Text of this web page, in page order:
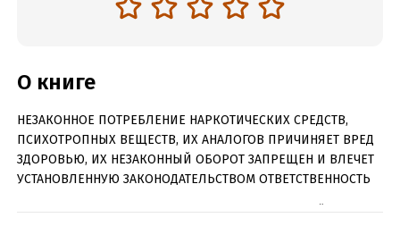
О книге
НЕЗАКОННОЕ ПОТРЕБЛЕНИЕ НАРКОТИЧЕСКИХ СРЕДСТВ,
ПСИХОТРОПНЫХ ВЕЩЕСТВ, ИХ АНАЛОГОВ ПРИЧИНЯЕТ ВРЕД
ЗДОРОВЬЮ, ИХ НЕЗАКОННЫЙ ОБОРОТ ЗАПРЕЩЕН И ВЛЕЧЕТ
УСТАНОВЛЕННУЮ ЗАКОНОДАТЕЛЬСТВОМ ОТВЕТСТВЕННОСТЬ